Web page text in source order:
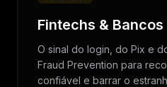
Fintechs & Bancos
O sinal do login, do Pix e
Fraud Prevention para
confiável e barrar o